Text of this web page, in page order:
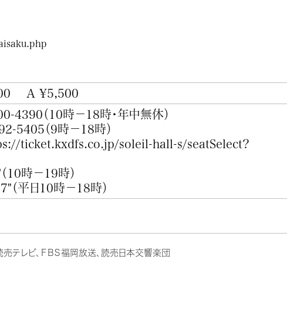
A ¥5,500
4390 （10時－18時・年中無休）
5405 （9時－18時）
ticket.kxdfs.co.jp/soleil-hall-s/seatSelect?
（10時－19時）
（平日10時－18時）
テレビ、ＦＢＳ福岡放送、読売日本交響楽団